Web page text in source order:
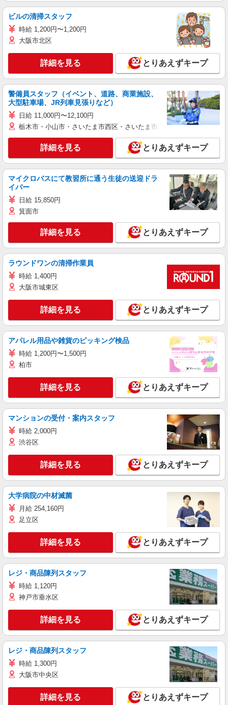
ビルの清掃スタッフ
時給 1,200円〜1,200円
大阪市北区
詳細を見る とりあえずキープ
警備員スタッフ（イベント、道路、商業施設、
大型駐車場、JR列車見張りなど）
日給 11,000円〜12,100円
栃木市・小山市・さいたま市西区・さいたま市岩槻区・久喜市・蓮田
詳細を見る とりあえずキープ
マイクロバスにて教習所に通う生徒の送迎ドラ
イバー
日給 15,850円
箕面市
詳細を見る とりあえずキープ
ラウンドワンの清掃作業員
時給 1,400円
大阪市城東区
詳細を見る とりあえずキープ
アパレル用品や雑貨のピッキング検品
時給 1,200円〜1,500円
柏市
詳細を見る とりあえずキープ
マンションの受付・案内スタッフ
時給 2,000円
渋谷区
詳細を見る とりあえずキープ
大学病院の中材滅菌
月給 254,160円
足立区
詳細を見る とりあえずキープ
レジ・商品陳列スタッフ
時給 1,120円
神戸市垂水区
詳細を見る とりあえずキープ
レジ・商品陳列スタッフ
時給 1,300円
大阪市中央区
詳細を見る とりあえずキープ